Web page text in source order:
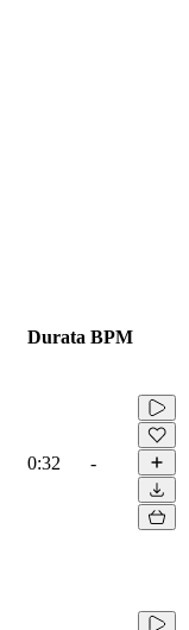
Durata BPM
0:32 -